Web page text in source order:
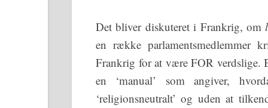
Det bliver diskuteret i Frankrig, om
en række parlamentsmedlemmer
Frankrig for at være FOR verdslige.
en ‘manual’ som angiver,
‘religionsneutralt’ og uden at